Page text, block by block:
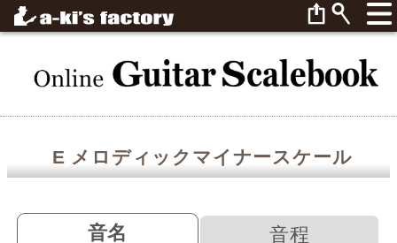
E メロディックマイナースケール
音名 音程